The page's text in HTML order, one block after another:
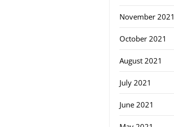
November 2021
October 2021
August 2021
July 2021
June 2021